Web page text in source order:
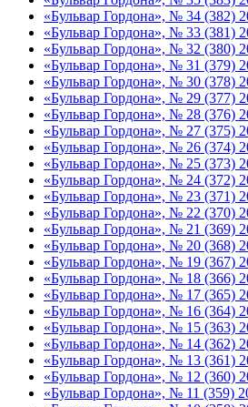
«Бульвар Гордона», № 34 (382)
«Бульвар Гордона», № 33 (381)
«Бульвар Гордона», № 32 (380)
«Бульвар Гордона», № 31 (379)
«Бульвар Гордона», № 30 (378)
«Бульвар Гордона», № 29 (377)
«Бульвар Гордона», № 28 (376)
«Бульвар Гордона», № 27 (375)
«Бульвар Гордона», № 26 (374)
«Бульвар Гордона», № 25 (373)
«Бульвар Гордона», № 24 (372)
«Бульвар Гордона», № 23 (371)
«Бульвар Гордона», № 22 (370)
«Бульвар Гордона», № 21 (369)
«Бульвар Гордона», № 20 (368)
«Бульвар Гордона», № 19 (367)
«Бульвар Гордона», № 18 (366)
«Бульвар Гордона», № 17 (365)
«Бульвар Гордона», № 16 (364)
«Бульвар Гордона», № 15 (363)
«Бульвар Гордона», № 14 (362)
«Бульвар Гордона», № 13 (361)
«Бульвар Гордона», № 12 (360)
«Бульвар Гордона», № 11 (359)